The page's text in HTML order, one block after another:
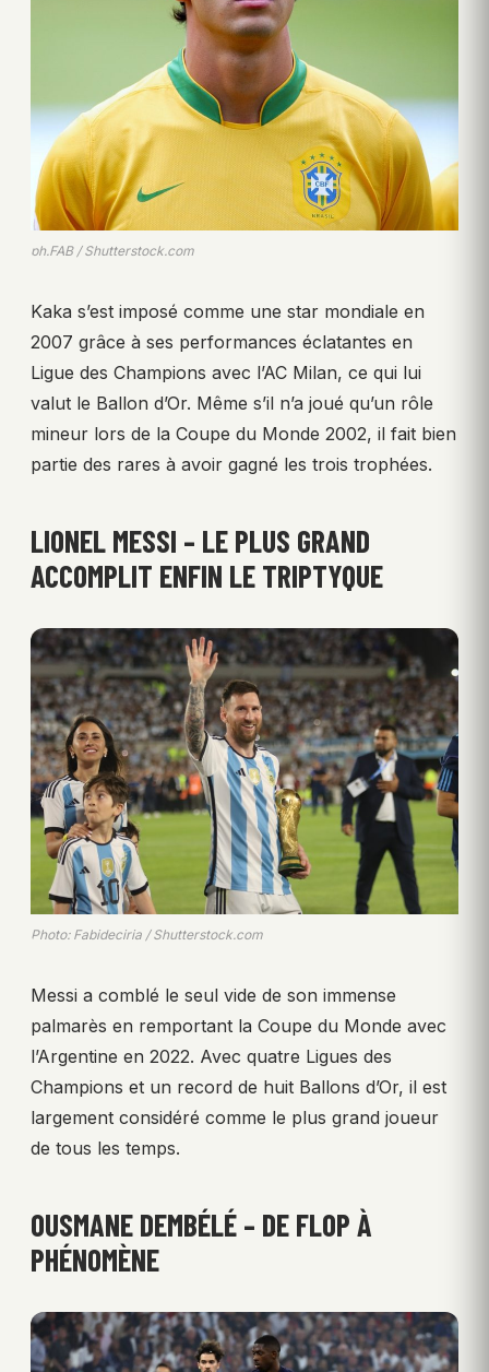
ph.FAB / Shutterstock.com
Kaka s’est imposé comme une star mondiale en
2007 grâce à ses performances éclatantes en
Ligue des Champions avec l’AC Milan, ce qui lui
valut le Ballon d’Or. Même s’il n’a joué qu’un rôle
mineur lors de la Coupe du Monde 2002, il fait bien
partie des rares à avoir gagné les trois trophées.
LIONEL MESSI – LE PLUS GRAND
ACCOMPLIT ENFIN LE TRIPTYQUE
Photo: Fabideciria / Shutterstock.com
Messi a comblé le seul vide de son immense
palmarès en remportant la Coupe du Monde avec
l’Argentine en 2022. Avec quatre Ligues des
Champions et un record de huit Ballons d’Or, il est
largement considéré comme le plus grand joueur
de tous les temps.
OUSMANE DEMBÉLÉ – DE FLOP À
PHÉNOMÈNE